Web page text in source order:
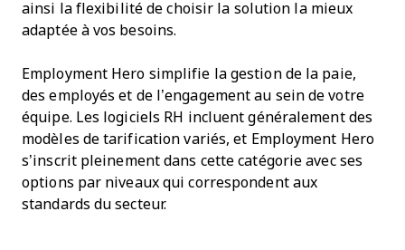
ainsi la flexibilité de choisir la solution la mieux
adaptée à vos besoins.
Employment Hero simplifie la gestion de la paie,
des employés et de l’engagement au sein de votre
équipe. Les logiciels RH incluent généralement des
modèles de tarification variés, et Employment Hero
s’inscrit pleinement dans cette catégorie avec ses
options par niveaux qui correspondent aux
standards du secteur.